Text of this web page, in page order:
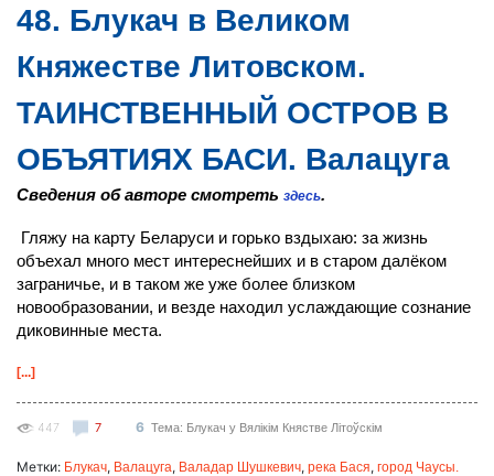
48. Блукач в Великом
Княжестве Литовском.
ТАИНСТВЕННЫЙ ОСТРОВ В
ОБЪЯТИЯХ БАСИ. Валацуга
Сведения об авторе смотреть здесь.
Гляжу на карту Беларуси и горько вздыхаю: за жизнь
объехал много мест интереснейших и в старом далёком
заграничье, и в таком же уже более близком
новообразовании, и везде находил услаждающие сознание
диковинные места.
[...]
447 7 6 Тема: Блукач у Вялікім Княстве Літоўскім
Метки: Блукач, Валацуга, Валадар Шушкевич, река Бася, город Чаусы.